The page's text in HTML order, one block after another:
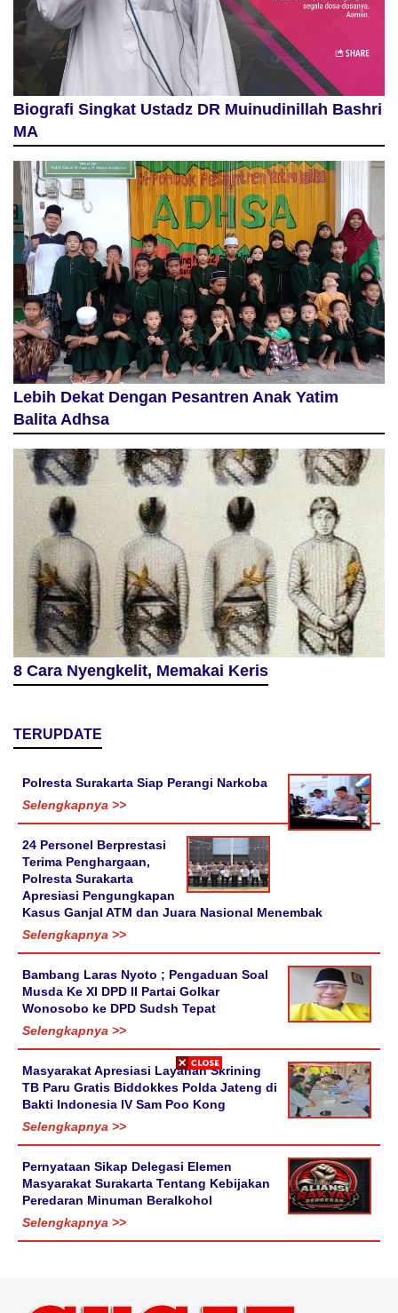
Biografi Singkat Ustadz DR Muinudinillah Bashri
MA
Lebih Dekat Dengan Pesantren Anak Yatim
Balita Adhsa
8 Cara Nyengkelit, Memakai Keris
TERUPDATE
Polresta Surakarta Siap Perangi Narkoba
Selengkapnya >>
24 Personel Berprestasi
Terima Penghargaan,
Polresta Surakarta
Apresiasi Pengungkapan
Kasus Ganjal ATM dan Juara Nasional Menembak
Selengkapnya >>
Bambang Laras Nyoto ; Pengaduan Soal
Musda Ke XI DPD II Partai Golkar
Wonosobo ke DPD Sudsh Tepat
Selengkapnya >>
Masyarakat Apresiasi Layanan Skrining
TB Paru Gratis Biddokkes Polda Jateng di
Bakti Indonesia IV Sam Poo Kong
Selengkapnya >>
Pernyataan Sikap Delegasi Elemen
Masyarakat Surakarta Tentang Kebijakan
Peredaran Minuman Beralkohol
Selengkapnya >>